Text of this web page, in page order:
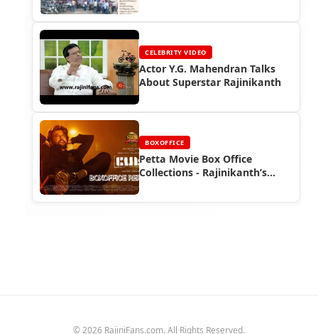
CELEBRITY VIDEO
Actor Y.G. Mahendran Talks
About Superstar Rajinikanth
BOXOFFICE
Petta Movie Box Office
Collections - Rajinikanth’s
© 2026 RajiniFans.com. All Rights Reserved.